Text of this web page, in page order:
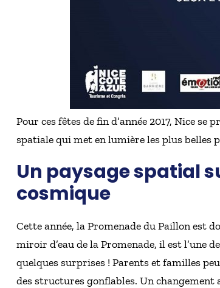
Pour ces fêtes de fin d’année 2017, Nice
spatiale qui met en lumière les plus belles
Un paysage spatial
cosmique
Cette année, la Promenade du Paillon est
miroir d’eau de la Promenade, il est l’une
quelques surprises ! Parents et familles
des structures gonflables. Un changement